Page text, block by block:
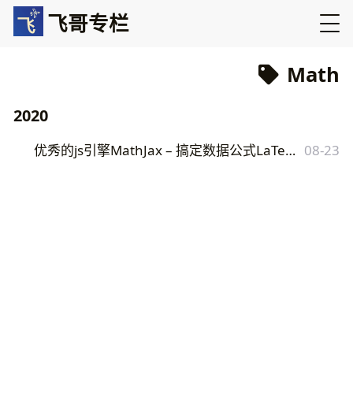
飞哥专栏
Math
2020
优秀的js引擎MathJax – 搞定数据公式LaTeX、MathML、AsciiMath 08-23